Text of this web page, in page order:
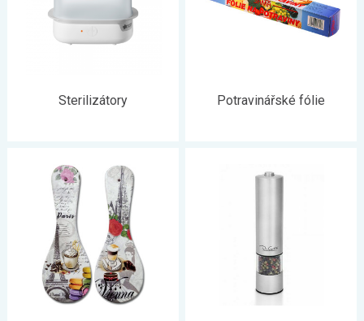
Sterilizátory Potravinářské fólie